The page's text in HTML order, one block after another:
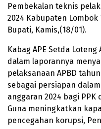
Pembekalan teknis
2024 Kabupaten
Bupati, Kamis,(18/01).
Kabag APE Setda Loteng
dalam laporannya
pelaksanaan APBD
sebagai persiapan
anggaran 2024 bagi
Guna meningkatkan
pencegahan korupsi,